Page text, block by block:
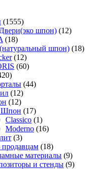
(1555)
шпон) (12)
(18)
шпон) (18)
(12)
(60)
(44)
(12)
(12)
Шпон (17)
Classico (1)
Moderno (16)
(3)
(18)
материалы (9)
и стенды (9)